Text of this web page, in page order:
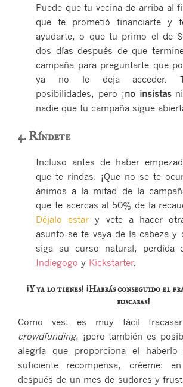
Puede que tu vecina de arriba al
que te prometió financiarte y
ayudarte, o que tu primo el de
dos días después de que
campaña para preguntarte que
ya no le deja acceder.
posibilidades, pero ¡no insistasni
nadie que tu campaña sigue
4. Ríndete
Incluso antes de haber
que te rindas. ¡Que no se te
ánimos a la mitad de la
que te acercas al 50% de la
Déjalo estar y vete a hacer
asunto se te vaya de la cabeza y
siga su curso natural, perdida
Indiegogo y Kickstarter.
¡Y ya lo tienes! ¡Habrás conseguido el
buscabas!
Como ves, es muy fácil
crowdfunding, ¡pero también es
alegría que proporciona el haberlo
suficiente recompensa, créeme: en
después de un mes de sudores y